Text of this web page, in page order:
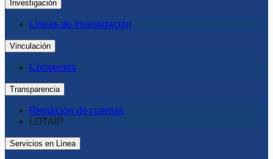
Investigación
Líneas de Investigación
Vinculación
Convenios
Transparencia
Rendición de cuentas
LOTAIP
Servicios en Línea